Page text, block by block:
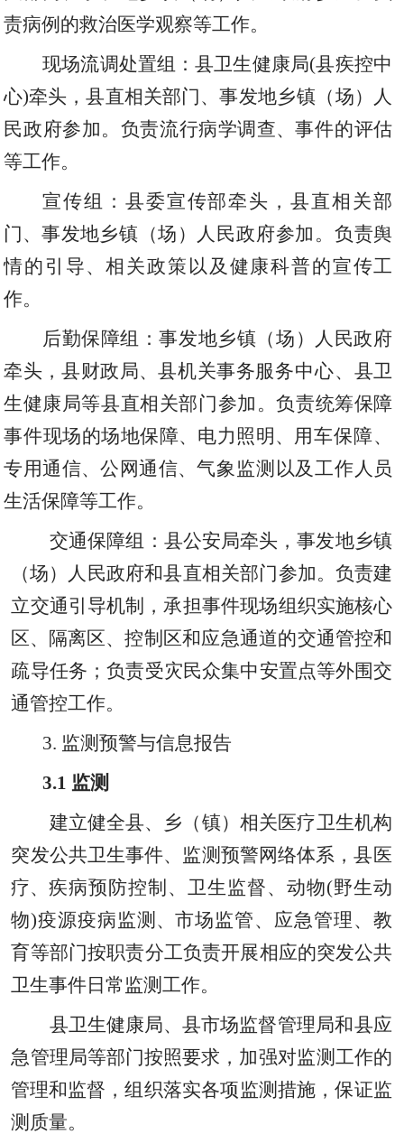
责病例的救治医学观察等工作。
现场流调处置组：县卫生健康局(县疾控中
心)牵头 ，县直相关部门、事发地乡镇（场）
人
民政府参加。负责流行病学调查、事件的评估
等工作。
宣传组：县委宣传部牵头 ，县直相关部
门、事发地乡镇（场）
人民政府参加。负责舆
情的引导、相关政策以及健康科普的宣传工
作。
后勤保障组：事发地乡镇（场）
人民政府
牵头，县财政局、县机关事务服务中心、县卫
生健康局等县直相关部门参加。负责统筹保障
事件现场的场地保障、 电力照明 、 用车保障、
专用通信、公网通信、气象监测以及工作人员
生活保障等工作。
交通保障组：县公安局牵头 ，事发地乡镇
（场）
人民政府和县直相关部门参加。负责建
立交通引导机制 ，承担事件现场组织实施核心
区、 隔离区、控制区和应急通道的交通管控和
疏导任务；负责受灾民众集中安置点等外围交
通管控工作。
3. 监测预警与信息报告
3.1 监测
建立健全县、
乡（镇）相关医疗卫生机构
突发公共卫生事件、 监测预警网络体系 ，县医
疗、疾病预防控制 、卫生监督、动物(野生动
物)疫源疫病监测 、市场监管、 应急管理 、教
育等部门按职责分工负责开展相应的突发公共
卫生事件日常监测工作。
县卫生健康局、县市场监督管理局和县应
急管理局等部门按照要求 ， 加强对监测工作的
管理和监督 ，组织落实各项监测措施 ，保证监
测质量。